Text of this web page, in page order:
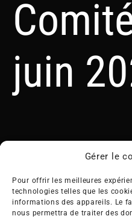
Gérer le
Pour offrir les meilleures
technologies telles que les
informations des appareils. Le
nous permettra de traiter des
juin
Créée en 1992, l’association
l’Environnement (EPE)